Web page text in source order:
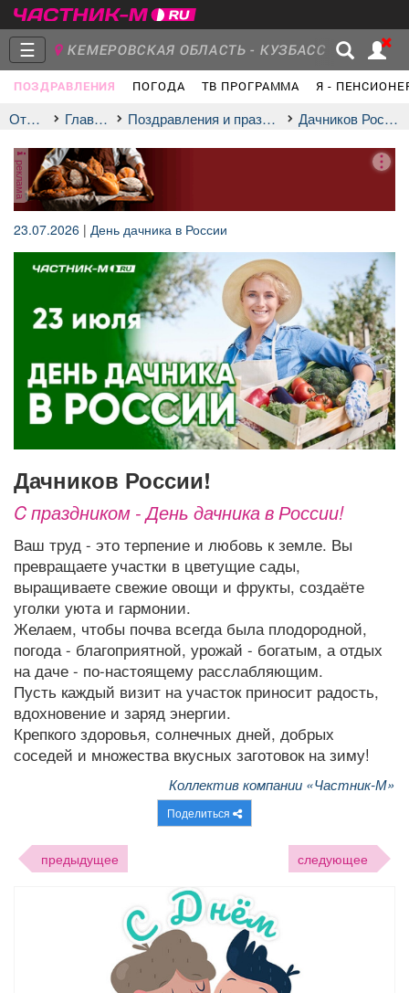
☰ КЕМЕРОВСКАЯ ОБЛАСТЬ - КУЗБАСС
ПОЗДРАВЛЕНИЯ ПОГОДА ТВ ПРОГРАММА
Я -
Главная
Новости
Объявления Недвижимость Услуги
Работа Транспорт Компании
Афиша Обучение Проекты
Товары Поздравления Погода
ТВ программа Я - пенсионер
Отдых Главная Поздравления и праздники дачников России!
реклама
23.07.2026 | День дачника в России
дачников России!
C праздником - День дачника в России!
Ваш труд - это терпение и любовь к земле. Вы
превращаете участки в цветущие сады,
выращиваете свежие овощи и фрукты, создаёте
уголки уюта и гармонии.
Желаем, чтобы почва всегда была плодородной,
погода - благоприятной, урожай - богатым, а отдых
на даче - по-настоящему расслабляющим.
Пусть каждый визит на участок приносит радость,
вдохновение и заряд энергии.
Крепкого здоровья, солнечных дней, добрых
соседей и множества вкусных заготовок на зиму!
Коллектив компании «Частник-М»
Поделиться
следующее
предыдущее